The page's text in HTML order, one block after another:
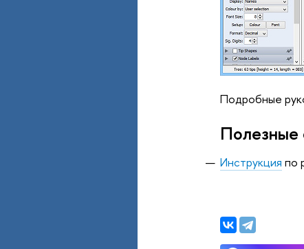
Подробные
Полезные
Инструкция по